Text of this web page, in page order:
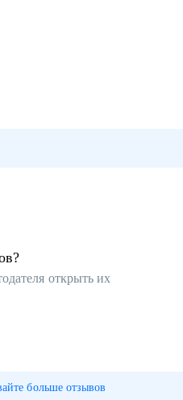
открыть их
больше отзывов